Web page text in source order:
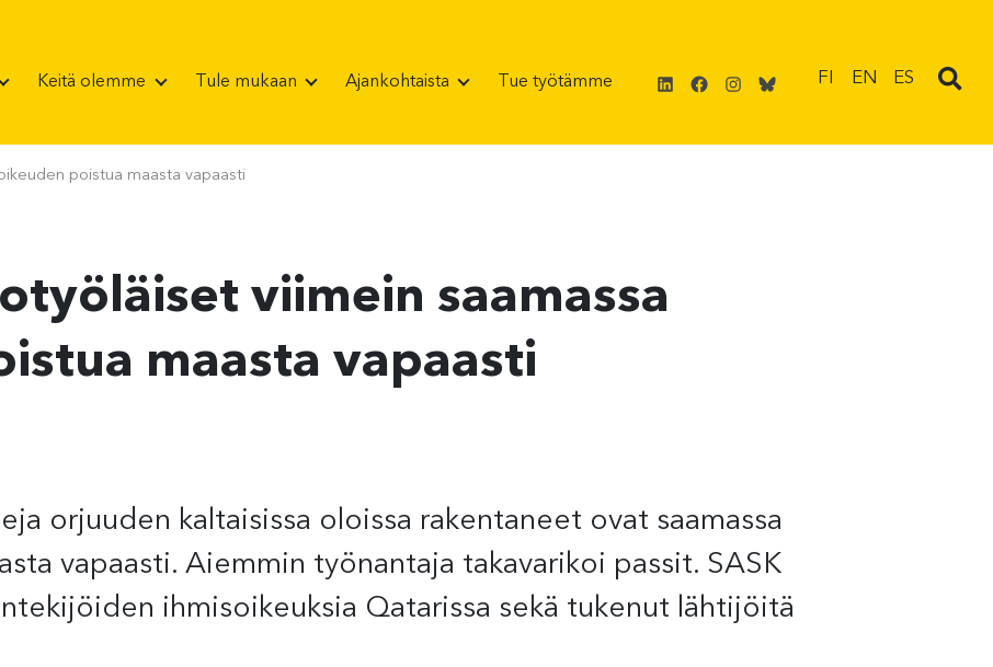
Keitä olemme Tule mukaan Ajankohtaista Tue työtämme LinkedIn
Facebook
Instagram
Bluesky
FI EN ES
poistua maasta vapaasti
viimein saamassa
maasta vapaasti
orjuuden kaltaisissa oloissa rakentaneet ovat saamassa
vapaasti. Aiemmin työnantaja takavarikoi passit. SASK
ihmisoikeuksia Qatarissa sekä tukenut lähtijöitä